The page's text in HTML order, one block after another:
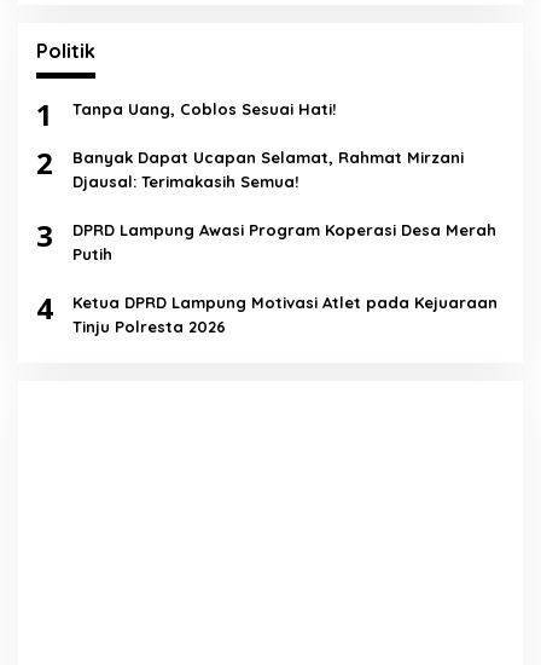
Politik
1 Tanpa Uang, Coblos Sesuai Hati!
2
Banyak Dapat Ucapan Selamat, Rahmat Mirzani
Djausal: Terimakasih Semua!
3
DPRD Lampung Awasi Program Koperasi Desa Merah
Putih
4
Ketua DPRD Lampung Motivasi Atlet pada Kejuaraan
Tinju Polresta 2026